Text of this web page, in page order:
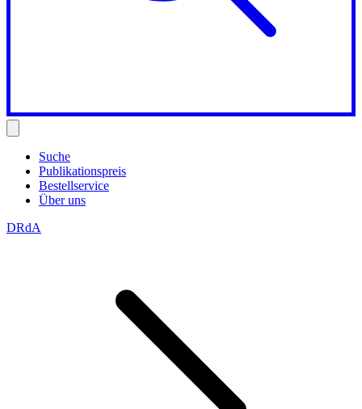
Suche
Publikationspreis
Bestellservice
Über uns
DRdA